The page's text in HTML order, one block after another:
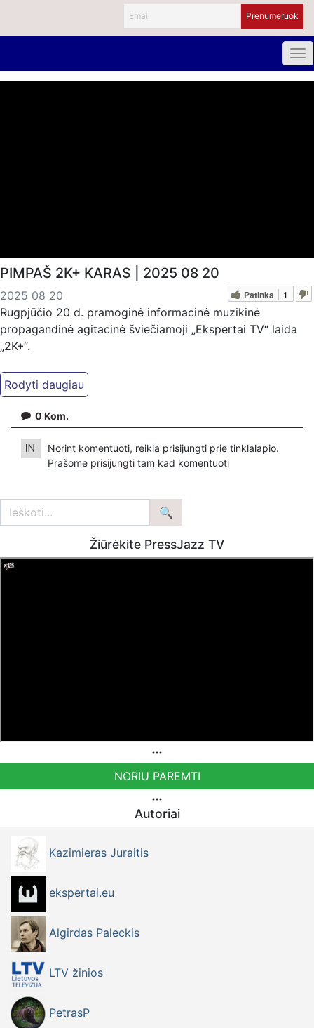
PIMPAŠ 2K+ KARAS | 2025 08 20
2025 08 20 Patinka 1
Rugpjūčio 20 d. pramoginė informacinė muzikinė
propagandinė agitacinė šviečiamoji „Ekspertai TV“ laida
„2K+“.
Kiti mūsų kanalai:
Ekspertai.eu Telegram'e – https://t.me/ekspertaiTelegram
https://www.ekspertai.eu
Mūsų veikla galima tik dėka skaitytojų ir žiūrovų, mus
VšĮ „Ekspertai.eu“ per PayPal paspaudę šią nuorodą –
https://www.paypal.com/paypalme/Ekspertaieu?
0 Kom.
Norint komentuoti, reikia prisijungti prie tinklalapio.
Prašome prisijungti tam kad komentuoti
Žiūrėkite PressJazz TV
NORIU PAREMTI
Autoriai
Kazimieras Juraitis
ekspertai.eu
Algirdas Paleckis
LTV žinios
PetrasP